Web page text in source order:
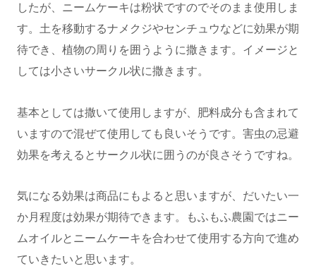
したが、ニームケーキは粉状ですのでそのまま使用しま
す。土を移動するナメクジやセンチュウなどに効果が期
待でき、植物の周りを囲うように撒きます。イメージと
しては小さいサークル状に撒きます。
基本としては撒いて使用しますが、肥料成分も含まれて
いますので混ぜて使用しても良いそうです。害虫の忌避
効果を考えるとサークル状に囲うのが良さそうですね。
気になる効果は商品にもよると思いますが、だいたい一
か月程度は効果が期待できます。もふもふ農園ではニー
ムオイルとニームケーキを合わせて使用する方向で進め
ていきたいと思います。